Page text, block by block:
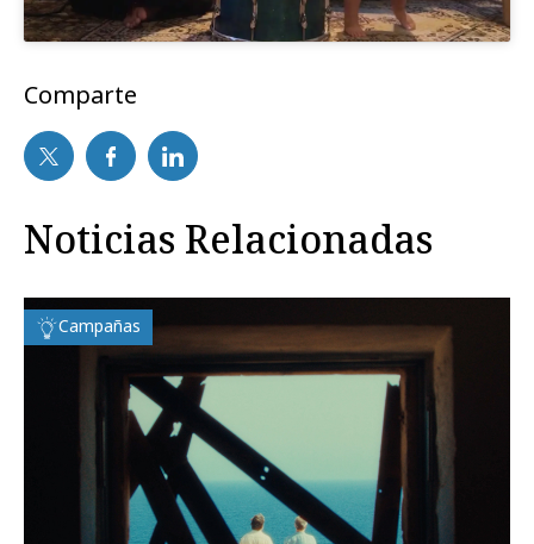
Comparte
Noticias Relacionadas
Campañas